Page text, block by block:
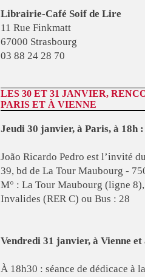
Librairie-Café Soif de Lire
11 Rue Finkmatt
67000 Strasbourg
03 88 24 28 70
LES 30 ET 31 JANVIER,
PARIS ET À VIENNE
Jeudi 30 janvier, à Paris, à 18h :
João Ricardo Pedro est l’invité
39, bd de La Tour Maubourg -
M° : La Tour Maubourg (ligne
Invalides (RER C) ou Bus : 28
Vendredi 31 janvier, à Vienne
À 18h30 : séance de dédicace à